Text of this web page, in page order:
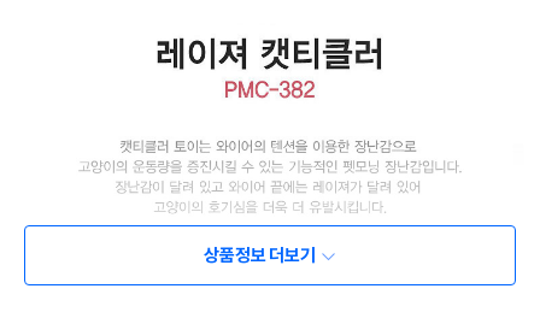
상품정보 더보기